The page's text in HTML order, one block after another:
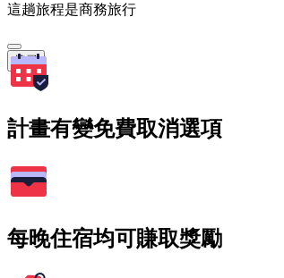
這趟旅程是商務旅行
搜尋
計畫有變免費取消選項
每晚住宿均可賺取獎勵